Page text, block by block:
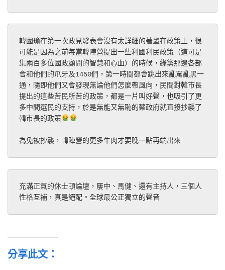
韓國瑜在第一次政見發表會沒有太詳細的著墨在政策上，很
可能是因為之前每當韓陣營提出一些利國利民政策（這可是
集兩百多位國政顧問的智慧和心血）的時候，綠黨那邊各部
會和他們的爪牙及1450們，第一時間都會跳出來亂駡亂黑一
通，隨即他們又會發現無論他們怎麼帶風向，民間對韓市長
提出的這些苦民所苦的政策，都是一片叫好聲，也吸引了更
多中間選民的支持，於是無能又無恥的蔡政府就直接抄襲了
韓市長的政策
為免被抄襲，韓陣營的更多牛肉才要晚一點再端出來
充滿正氣的休士頓論壇，屢中、馬健、還有主持人，三個人
性格互補，真是絕配。全球最公正獨立的聲音
分享此文：